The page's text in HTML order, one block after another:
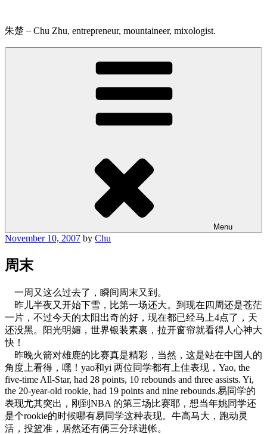
content
朱楚 – Chu Zhu, entrepreneur, mountaineer, mixologist.
Menu
Posted
November 10, 2007 by Chu
周末
一周又这么过去了，瞬间周末又到。
昨儿半夜又开始下雪，比第一场还大。到现在四周还是苍茫
一片，不过今天的太阳出奇的好，现在都已经马上4点了，天
还没黑。阳光明媚，世界银装素裹，拉开窗帘就看得人心神大
快！
昨晚火箭对雄鹿的比赛真是精彩，当然，这是站在中国人的
角度上看得，嘿！yao和yi 两位同学都有上佳表现，Yao, the
five-time All-Star, had 28 points, 10 rebounds and three assists. Yi,
the 20-year-old rookie, had 19 points and nine rebounds.易同学的
表现尤其突出，刚到NBA 的第三场比赛耶，想当年姚同学还
是个rookie的时候哪有易同学这种表现。牛高马大，跑动灵
活，投篮准，居然还有俩三分球进帐。